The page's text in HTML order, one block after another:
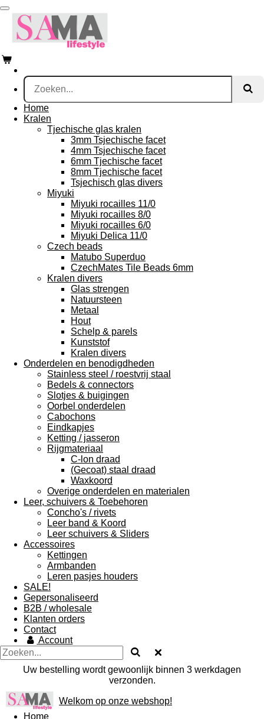
Ga
direct
naar
de
Home
Kralen
Tjechische glas kralen
3mm Tsjechische facet
4mm Tsjechische facet
6mm Tjechische facet
8mm Tjechische facet
Tsjechisch glas divers
Miyuki
Miyuki rocailles 11/0
Miyuki rocailles 8/0
Miyuki rocailles 6/0
Miyuki Delica 11/0
Czech beads
Matubo Superduo
CzechMates Tile Beads 6mm
Kralen divers
Glas strengen
Natuursteen
Metaal
Hout
Schelp & parels
Kunststof
Kralen divers
Onderdelen en benodigdheden
Stainless steel / roestvrij staal
Bedels & connectors
Slotjes & buigingen
Oorbel onderdelen
Cabochons
Eindkapjes
Ketting / jasseron
Rijgmateriaal
C-lon draad
(Gecoat) staal draad
Waxkoord
Overige onderdelen en materialen
Leer, schuivers & Toebehoren
Concho's / rivets
Leer band & Koord
Leer schuivers & Sliders
Accessoires
Kettingen
Armbanden
Leren pasjes houders
SALE!
Gepersonaliseerd
B2B / wholesale
Klanten orders
Contact
Account
Uw bestelling wordt gewoonlijk binnen 3 werkdagen
verzonden.
Welkom op onze webshop!
Home